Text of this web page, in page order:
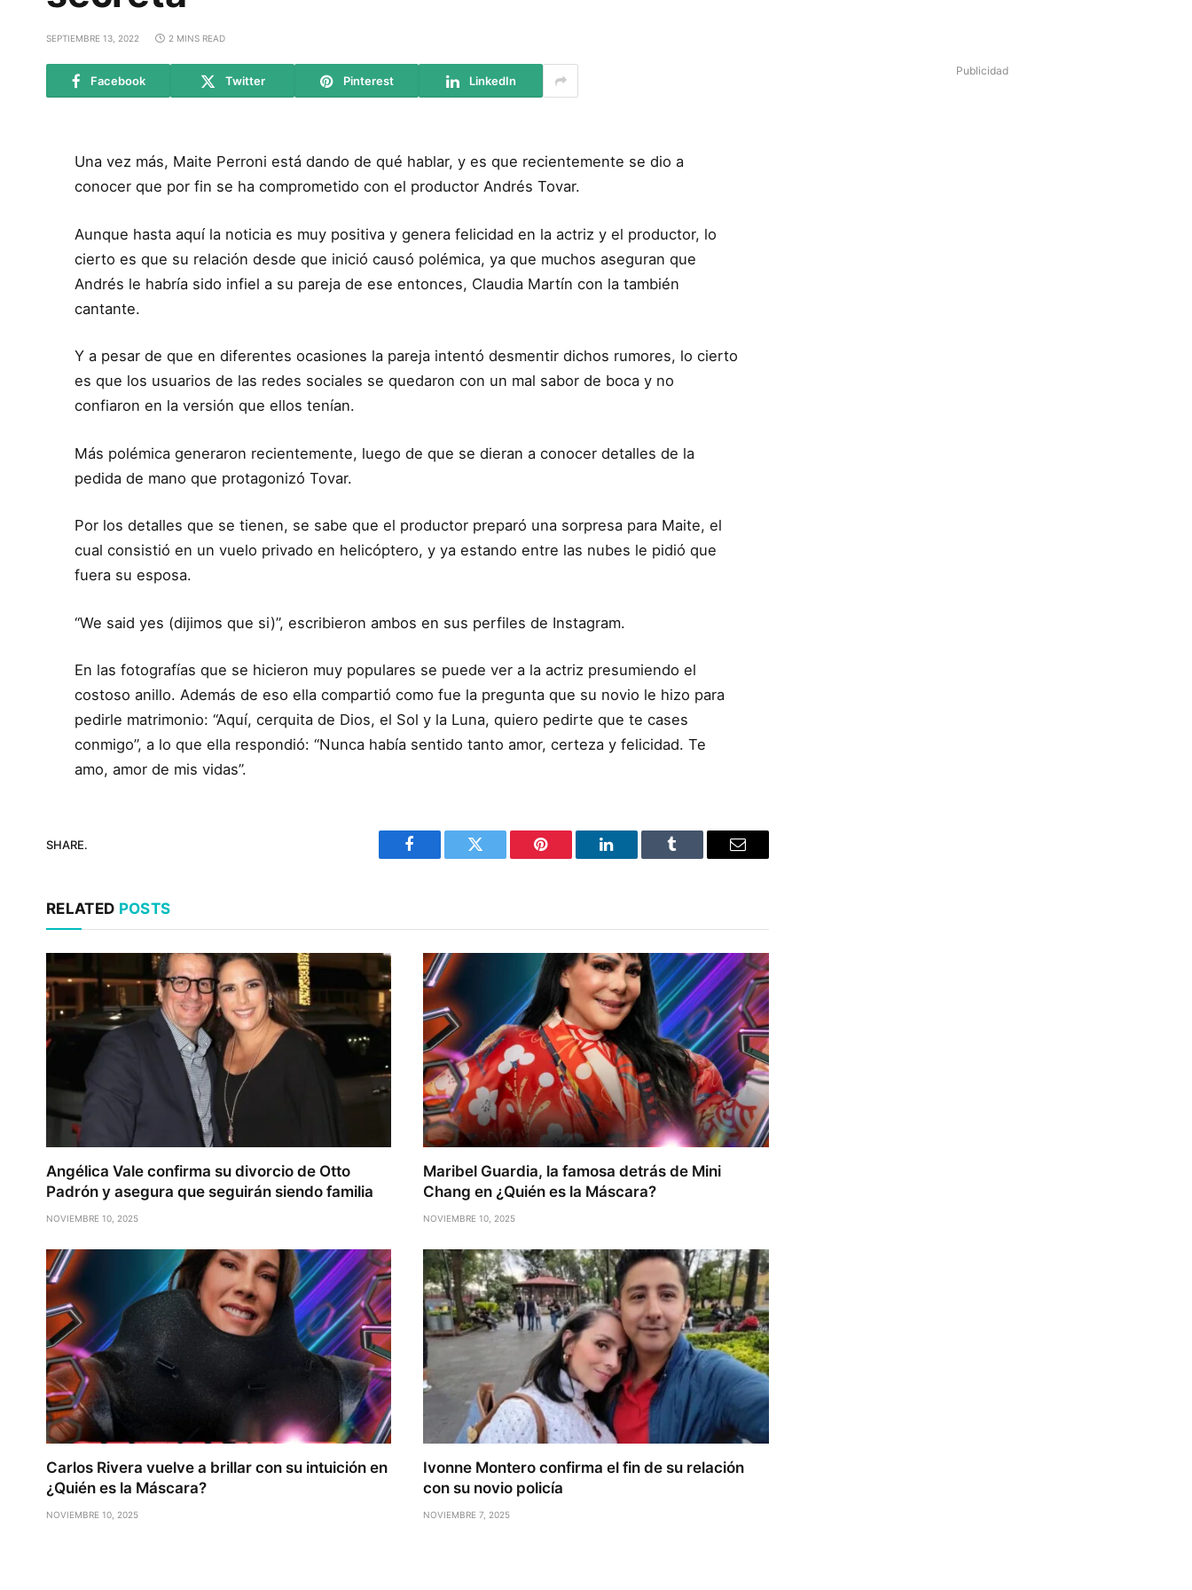
SEPTIEMBRE 13, 2022 2 MINS READ
Facebook Twitter Pinterest LinkedIn
Una vez más, Maite Perroni está dando de qué hablar, y es que recientemente se dio a
conocer que por fin se ha comprometido con el productor Andrés Tovar.
Aunque hasta aquí la noticia es muy positiva y genera felicidad en la actriz y el productor, lo
cierto es que su relación desde que inició causó polémica, ya que muchos aseguran que
Andrés le habría sido infiel a su pareja de ese entonces, Claudia Martín con la también
cantante.
Y a pesar de que en diferentes ocasiones la pareja intentó desmentir dichos rumores, lo cierto
es que los usuarios de las redes sociales se quedaron con un mal sabor de boca y no
confiaron en la versión que ellos tenían.
Más polémica generaron recientemente, luego de que se dieran a conocer detalles de la
pedida de mano que protagonizó Tovar.
Por los detalles que se tienen, se sabe que el productor preparó una sorpresa para Maite, el
cual consistió en un vuelo privado en helicóptero, y ya estando entre las nubes le pidió que
fuera su esposa.
“We said yes (dijimos que si)”, escribieron ambos en sus perfiles de Instagram.
En las fotografías que se hicieron muy populares se puede ver a la actriz presumiendo el
costoso anillo. Además de eso ella compartió como fue la pregunta que su novio le hizo para
pedirle matrimonio: “Aquí, cerquita de Dios, el Sol y la Luna, quiero pedirte que te cases
conmigo”, a lo que ella respondió: “Nunca había sentido tanto amor, certeza y felicidad. Te
amo, amor de mis vidas”.
SHARE.
Facebook Twitter Pinterest LinkedIn Tumblr Email
RELATED POSTS
Angélica Vale confirma su divorcio de Otto
Padrón y asegura que seguirán siendo familia
NOVIEMBRE 10, 2025
Maribel Guardia, la famosa detrás de Mini
Chang en ¿Quién es la Máscara?
NOVIEMBRE 10, 2025
Carlos Rivera vuelve a brillar con su intuición en
¿Quién es la Máscara?
NOVIEMBRE 10, 2025
Ivonne Montero confirma el fin de su relación
con su novio policía
NOVIEMBRE 7, 2025
Publicidad